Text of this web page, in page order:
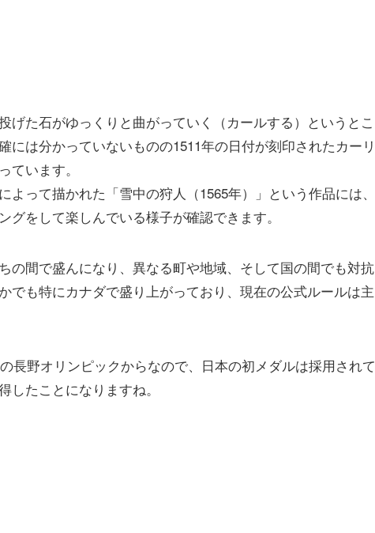
げた石がゆっくりと曲がっていく（カールする）というとこ
には分かっていないものの1511年の日付が刻印されたカーリ
ています。
って描かれた「雪中の狩人（1565年）」という作品には、
をして楽しんでいる様子が確認できます。
の間で盛んになり、異なる町や地域、そして国の間でも対抗
でも特にカナダで盛り上がっており、現在の公式ルールは主
長野オリンピックからなので、日本の初メダルは採用されて
たことになりますね。